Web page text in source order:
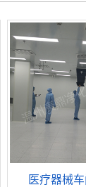
医疗器械